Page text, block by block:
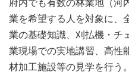
業を希望する人を対象に、
業の基礎知識、刈払機・チ
業現場での実地講習、高性
材加工施設等の見学を行う